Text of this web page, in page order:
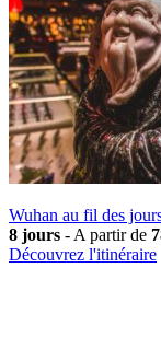
Wuhan au fil des
8 jours - A partir de
Découvrez l'itinéraire